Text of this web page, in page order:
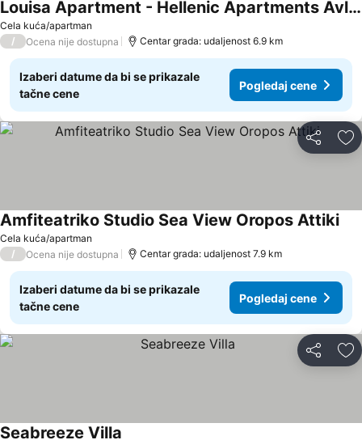
Cela kuća/apartman
Louisa Apartment - Hellenic Apartments Avlona
/ Ocena nije dostupna Centar grada: udaljenost 6.9 km
Izaberi datume da bi se prikazale
tačne cene
Pogledaj cene
Deli
Cela kuća/apartman
Amfiteatriko Studio Sea View Oropos Attiki
/ Ocena nije dostupna Centar grada: udaljenost 7.9 km
Izaberi datume da bi se prikazale
tačne cene
Pogledaj cene
Deli
Seabreeze Villa